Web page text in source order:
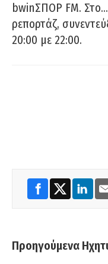
bwinΣΠΟΡ FM. Στο…
ρεπορτάζ,
20:00 με 22:00.
Προηγούμενα